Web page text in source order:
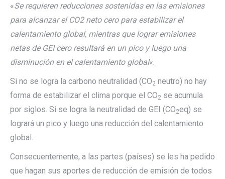
«Se requieren reducciones sostenidas en las emisiones
para alcanzar el CO2 neto cero para estabilizar el
calentamiento global, mientras que lograr emisiones
netas de GEI cero resultará en un pico y luego una
disminución en el calentamiento global«.
Si no se logra la carbono neutralidad (CO2 neutro) no hay
forma de estabilizar el clima porque el CO2 se acumula
por siglos. Si se logra la neutralidad de GEI (CO2eq) se
logrará un pico y luego una reducción del calentamiento
global.
Consecuentemente, a las partes (países) se les ha pedido
que hagan sus aportes de reducción de emisión de todos